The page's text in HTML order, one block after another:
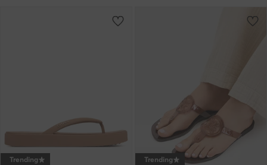
Trending Trending